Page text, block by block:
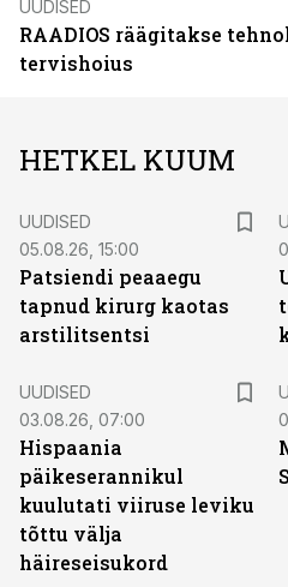
UUDISED
RAADIOS räägitakse
tervishoius
HETKEL KUUM
UUDISED
05.08.26, 15:00
Patsiendi peaaegu
tapnud kirurg kaotas
arstilitsentsi
UUDISED
03.08.26, 07:00
Hispaania
päikeserannikul
kuulutati viiruse leviku
tõttu välja
häireseisukord